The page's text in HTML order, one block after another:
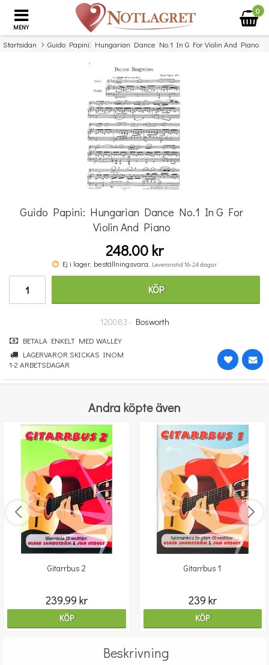
MENY
0
Startsidan Guido Papini: Hungarian Dance No.1 In G For Violin And Piano
Missa inte detta...
Povel vid pianot
251 kr
Guido Papini: Hungarian Dance No.1 In G For
Violin And Piano
248.00 kr
Ej i lager, beställningsvara. Leveranstid 16-24 dagar
KÖP
120083 - Bosworth
BETALA ENKELT MED WALLEY
LAGERVAROR SKICKAS INOM
1-2 ARBETSDAGAR
Andra köpte även
Gitarrbus 2
239.99 kr
KÖP
Gitarrbus 1
239 kr
KÖP
Beskrivning